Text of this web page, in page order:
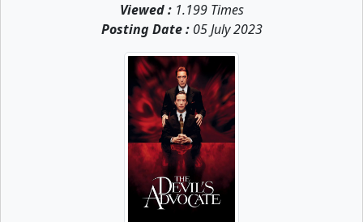
Viewed :1.199 Times
Posting Date :05 July 2023